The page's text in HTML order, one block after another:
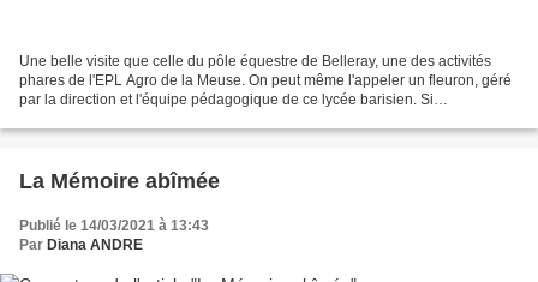
Une belle visite que celle du pôle équestre de Belleray, une des activités
phares de l'EPL Agro de la Meuse. On peut même l'appeler un fleuron, géré
par la direction et l'équipe pédagogique de ce lycée barisien. Si
La Mémoire abîmée
Publié le 14/03/2021 à 13:43
Par Diana ANDRE